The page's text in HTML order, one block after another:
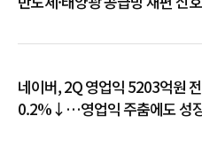
네이버, 2Q 영업익 5203억원
0.2%↓…영업익 주춤에도 성